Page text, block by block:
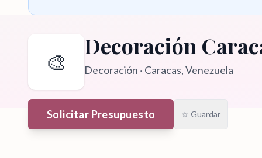
🎨
Decoración
Decoración · Caracas, Venezuela
Solicitar Presupuesto ☆ Guardar